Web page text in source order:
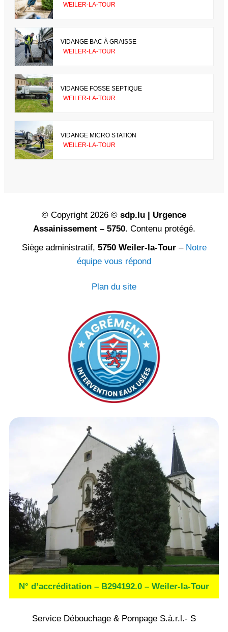
WEILER-LA-TOUR
VIDANGE BAC À GRAISSE
WEILER-LA-TOUR
VIDANGE FOSSE SEPTIQUE
WEILER-LA-TOUR
VIDANGE MICRO STATION
WEILER-LA-TOUR
© Copyright 2026 © sdp.lu | Urgence
Assainissement – 5750. Contenu protégé.
Siège administratif, 5750 Weiler-la-Tour– Notre
équipe vous répond
Plan du site
N° d’accréditation – B294192.0 – Weiler-la-Tour
Service Débouchage & Pompage S.à.r.l.- S